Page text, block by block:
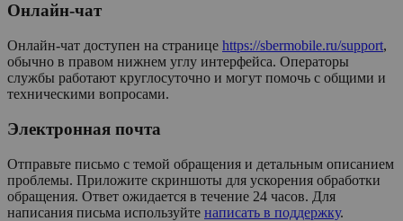
Онлайн-чат
Онлайн-чат доступен на странице https://sbermobile.ru/support,
обычно в правом нижнем углу интерфейса. Операторы
службы работают круглосуточно и могут помочь с общими и
техническими вопросами.
Электронная почта
Отправьте письмо с темой обращения и детальным описанием
проблемы. Приложите скриншоты для ускорения обработки
обращения. Ответ ожидается в течение 24 часов. Для
написания письма используйте написать в поддержку.